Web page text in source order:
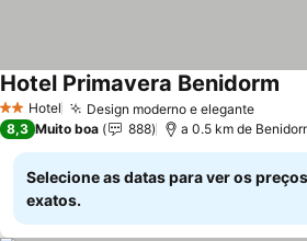
2 Estrelas
Hotel Design moderno e eleganteVer
Hotel Primavera Benidorm
8,3 Muito boa 888 a 0.5 km de
Selecione as datas para ver os preços
exatos.